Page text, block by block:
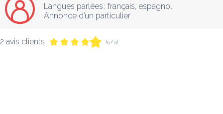
Langues parlées : français, espagnol
Annonce d’un particulier
2 avis clients (5 / 5)